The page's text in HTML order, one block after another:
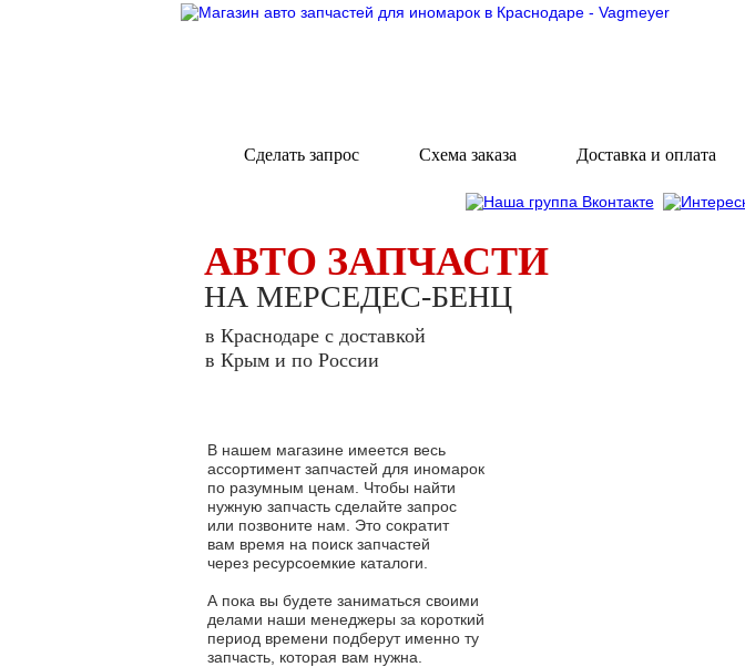
АВТО ЗАПЧАСТИ
НА МЕРСЕДЕС-БЕНЦ
в Краснодаре с доставкой
в Крым и по России
В нашем магазине имеется весь
ассортимент запчастей для иномарок
по разумным ценам. Чтобы найти
нужную запчасть сделайте запрос
или позвоните нам. Это сократит
вам время на поиск запчастей
через ресурсоемкие каталоги.
А пока вы будете заниматься своими
делами наши менеджеры за короткий
период времени подберут именно ту
запчасть, которая вам нужна.
Сделать запрос Схема заказа Доставка и оплата